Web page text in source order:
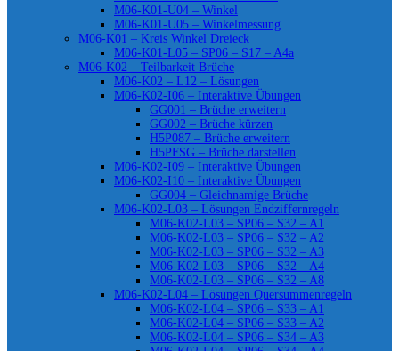
M06-K01-U04 – Winkel
M06-K01-U05 – Winkelmessung
M06-K01 – Kreis Winkel Dreieck
M06-K01-L05 – SP06 – S17 – A4a
M06-K02 – Teilbarkeit Brüche
M06-K02 – L12 – Lösungen
M06-K02-I06 – Interaktive Übungen
GG001 – Brüche erweitern
GG002 – Brüche kürzen
H5P087 – Brüche erweitern
H5PFSG – Brüche darstellen
M06-K02-I09 – Interaktive Übungen
M06-K02-I10 – Interaktive Übungen
GG004 – Gleichnamige Brüche
M06-K02-L03 – Lösungen Endziffernregeln
M06-K02-L03 – SP06 – S32 – A1
M06-K02-L03 – SP06 – S32 – A2
M06-K02-L03 – SP06 – S32 – A3
M06-K02-L03 – SP06 – S32 – A4
M06-K02-L03 – SP06 – S32 – A8
M06-K02-L04 – Lösungen Quersummenregeln
M06-K02-L04 – SP06 – S33 – A1
M06-K02-L04 – SP06 – S33 – A2
M06-K02-L04 – SP06 – S34 – A3